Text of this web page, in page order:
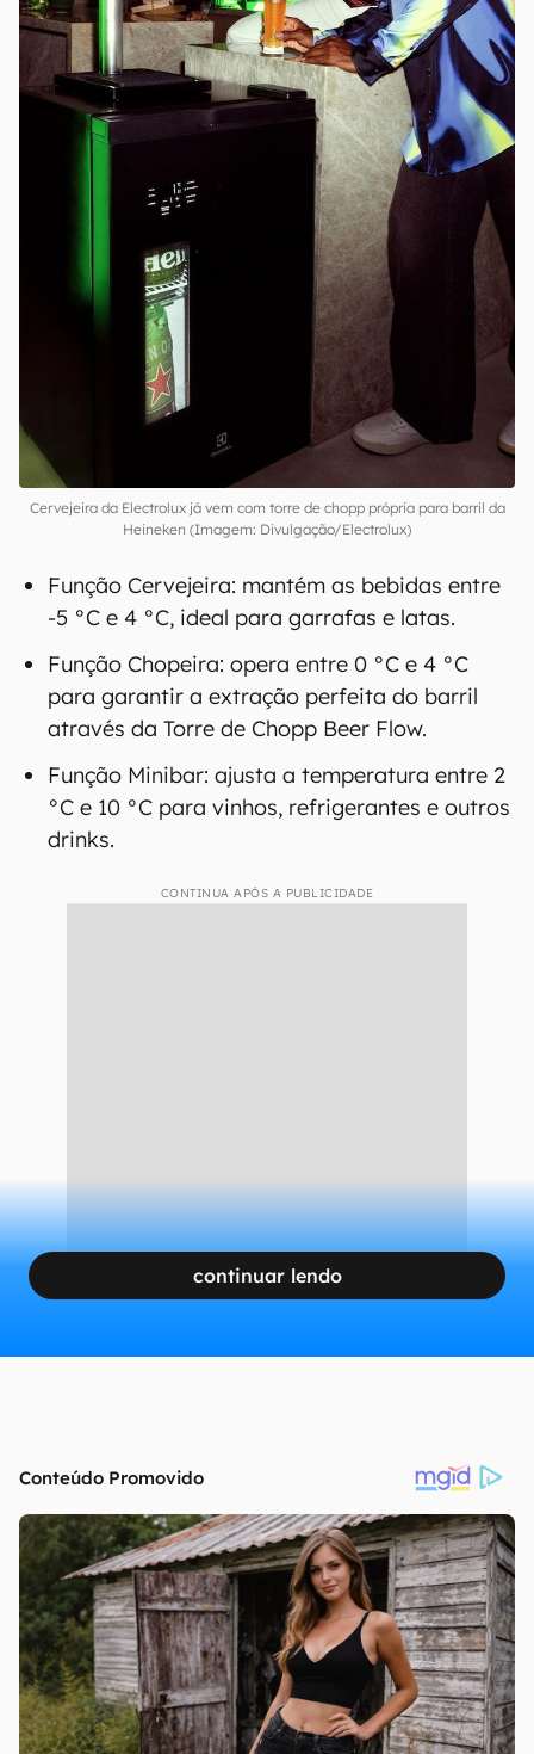
Cervejeira da Electrolux já vem com torre de chopp própria para barril da
Heineken (Imagem: Divulgação/Electrolux)
Função Cervejeira: mantém as bebidas entre
-5 °C e 4 °C, ideal para garrafas e latas.
Função Chopeira: opera entre 0 °C e 4 °C
para garantir a extração perfeita do barril
através da Torre de Chopp Beer Flow.
Função Minibar: ajusta a temperatura entre 2
°C e 10 °C para vinhos, refrigerantes e outros
drinks.
CONTINUA APÓS A PUBLICIDADE
continuar lendo